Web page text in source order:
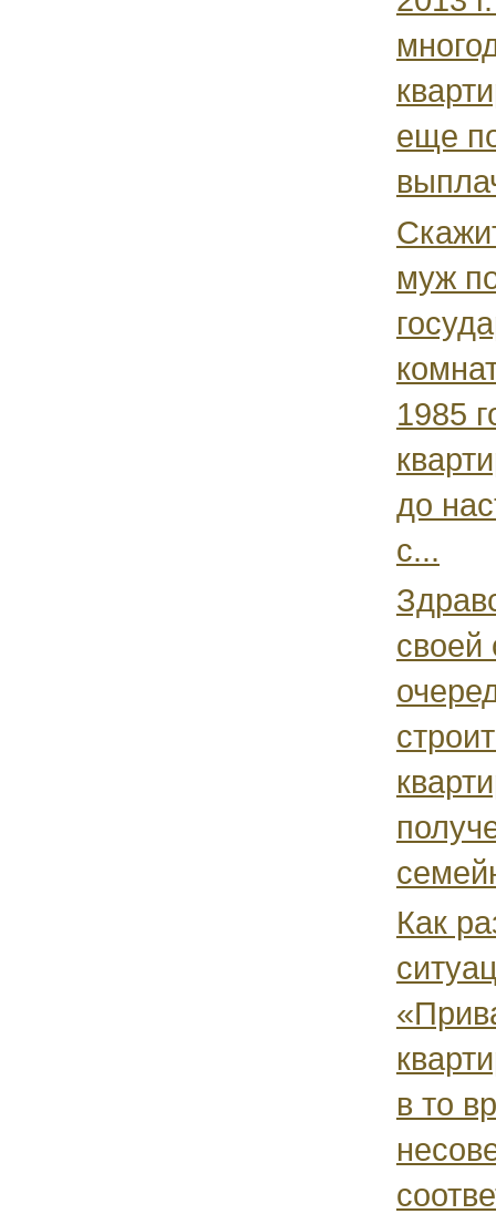
еще
муж
1985
до
с...
своей
Как
в то